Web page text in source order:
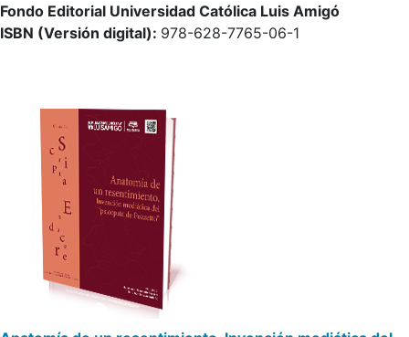
Luis Amigó
7765-06-1
Fondo Editorial Universidad
ISBN (Versión digital):